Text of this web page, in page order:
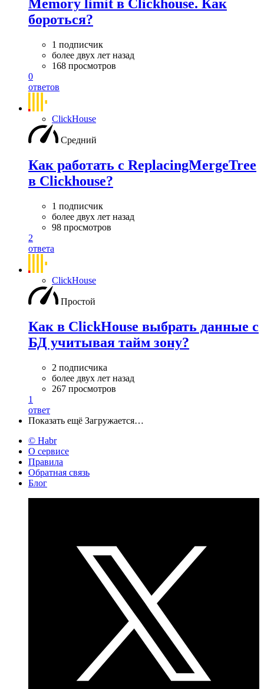
Memory limit в Clickhouse. Как
бороться?
1 подписчик
более двух лет назад
168 просмотров
0
ответов
ClickHouse
Средний
Как работать с ReplacingMergeTree
в Clickhouse?
1 подписчик
более двух лет назад
98 просмотров
2
ответа
ClickHouse
Простой
Как в ClickHouse выбрать данные с
БД учитывая тайм зону?
2 подписчика
более двух лет назад
267 просмотров
1
ответ
Показать ещё Загружается…
© Habr
О сервисе
Правила
Обратная связь
Блог